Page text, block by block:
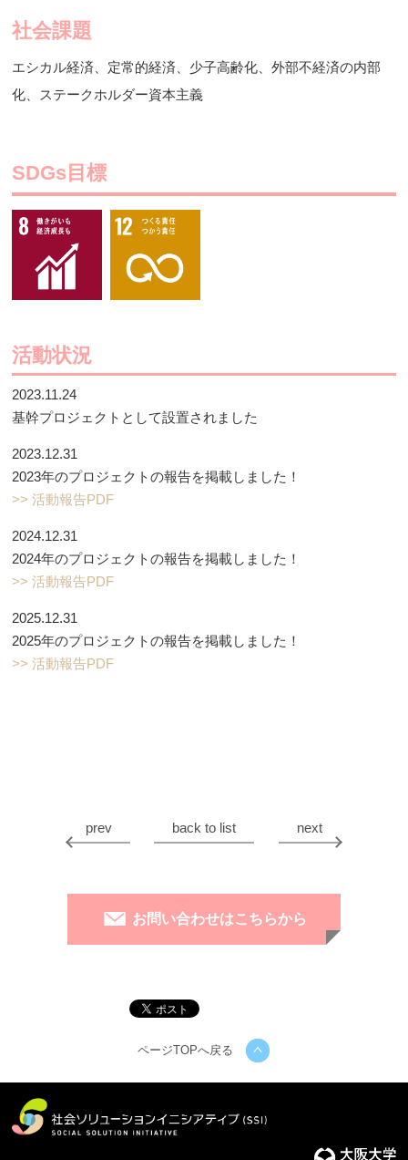
社会課題
エシカル経済、定常的経済、少子高齢化、外部不経済の内部
化、ステークホルダー資本主義
SDGs目標
活動状況
2023.11.24
基幹プロジェクトとして設置されました
2023.12.31
2023年のプロジェクトの報告を掲載しました！
>> 活動報告PDF
2024.12.31
2024年のプロジェクトの報告を掲載しました！
>> 活動報告PDF
2025.12.31
2025年のプロジェクトの報告を掲載しました！
>> 活動報告PDF
prev back to list next
お問い合わせはこちらから
ページTOPへ戻る